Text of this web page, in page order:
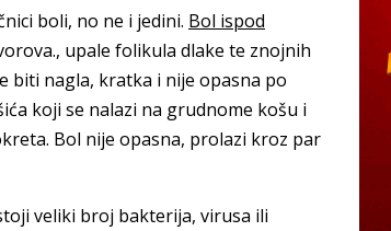
boli, no ne i jedini. Bol ispod
upale folikula dlake te znojnih
biti nagla, kratka i nije opasna po
koji se nalazi na grudnome košu i
Bol nije opasna, prolazi kroz par
veliki broj bakterija, virusa ili